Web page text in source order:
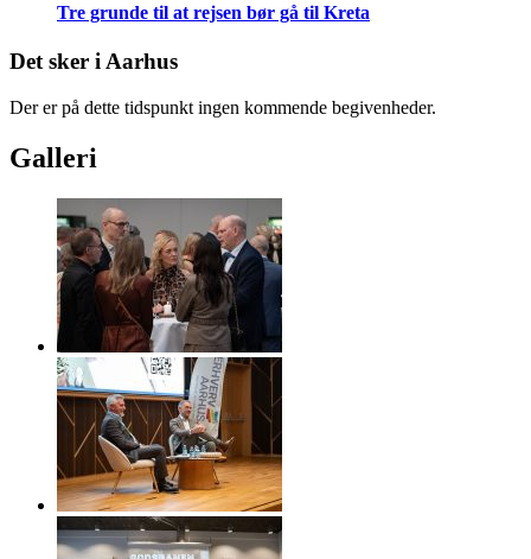
Tre grunde til at rejsen bør gå til Kreta
Det sker i Aarhus
Der er på dette tidspunkt ingen kommende begivenheder.
Galleri